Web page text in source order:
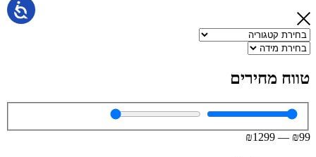
טווח מחירים
₪99
—
₪1299